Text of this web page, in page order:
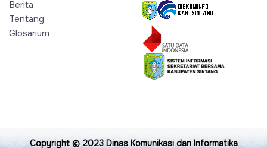
Berita
Tentang
Glosarium
Copyright © 2023 Dinas Komunikasi dan Informatika